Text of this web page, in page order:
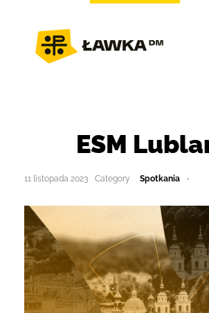
ESM
11 listopada 2023 Spotkania